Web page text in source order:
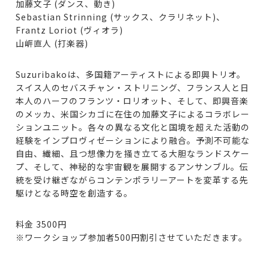
加藤文子 (ダンス、動き)
Sebastian Strinning (サックス、クラリネット)、
Frantz Loriot (ヴィオラ)
山㟁直人 (打楽器)
Suzuribakoは、多国籍アーティストによる即興トリオ。
スイス人のセバスチャン・ストリニング、フランス人と日
本人のハーフのフランツ・ロリオット、そして、即興音楽
のメッカ、米国シカゴに在住の加藤文子によるコラボレー
ションユニット。各々の異なる文化と国境を超えた活動の
経験をインプロヴィゼーションにより融合。予測不可能な
自由、繊細、且つ想像力を掻き立てる大胆なランドスケー
プ、そして、神秘的な宇宙観を展開するアンサンブル。伝
統を受け継ぎながらコンテンポラリーアートを変革する先
駆けとなる時空を創造する。
料金 3500円
※ワークショップ参加者500円割引させていただきます。